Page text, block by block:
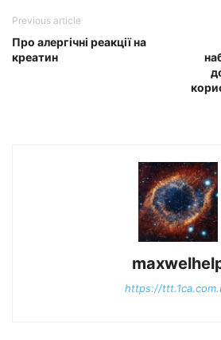
Previous article
Про алергічні реакції на
креатин
https://